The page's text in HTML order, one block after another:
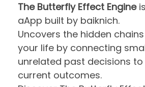
The Butterfly Effect Engine
aApp built by baiknich.
Uncovers the hidden
your life by connecting
unrelated past decisions
current outcomes.